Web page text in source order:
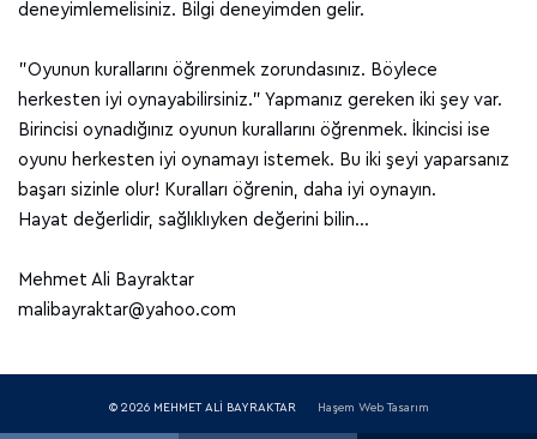
deneyimlemelisiniz. Bilgi deneyimden gelir.
"Oyunun kurallarını öğrenmek zorundasınız. Böylece
herkesten iyi oynayabilirsiniz." Yapmanız gereken iki şey var.
Birincisi oynadığınız oyunun kurallarını öğrenmek. İkincisi ise
oyunu herkesten iyi oynamayı istemek. Bu iki şeyi yaparsanız
başarı sizinle olur! Kuralları öğrenin, daha iyi oynayın.
Hayat değerlidir, sağlıklıyken değerini bilin…
Mehmet Ali Bayraktar
malibayraktar@yahoo.com
© 2026 MEHMET ALİ BAYRAKTAR Haşem Web Tasarım